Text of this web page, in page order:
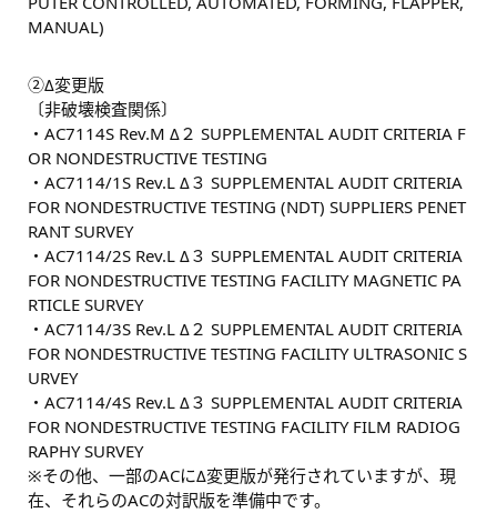
MANUAL)
②Δ変更版
〔非破壊検査関係〕
・AC7114S Rev.M Δ２ SUPPLEMENTAL AUDIT CRITERIA F
OR NONDESTRUCTIVE TESTING
・AC7114/1S Rev.L Δ３ SUPPLEMENTAL AUDIT CRITERIA
FOR NONDESTRUCTIVE TESTING (NDT) SUPPLIERS PENET
RANT SURVEY
・AC7114/2S Rev.L Δ３ SUPPLEMENTAL AUDIT CRITERIA
FOR NONDESTRUCTIVE TESTING FACILITY MAGNETIC PA
RTICLE SURVEY
・AC7114/3S Rev.L Δ２ SUPPLEMENTAL AUDIT CRITERIA
FOR NONDESTRUCTIVE TESTING FACILITY ULTRASONIC S
URVEY
・AC7114/4S Rev.L Δ３ SUPPLEMENTAL AUDIT CRITERIA
FOR NONDESTRUCTIVE TESTING FACILITY FILM RADIOG
RAPHY SURVEY
※その他、一部のACにΔ変更版が発行されていますが、現
在、それらのACの対訳版を準備中です。